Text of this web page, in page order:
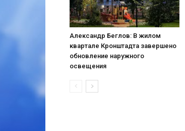
Александр Беглов: В жилом
квартале Кронштадта завершено
обновление наружного
освещения